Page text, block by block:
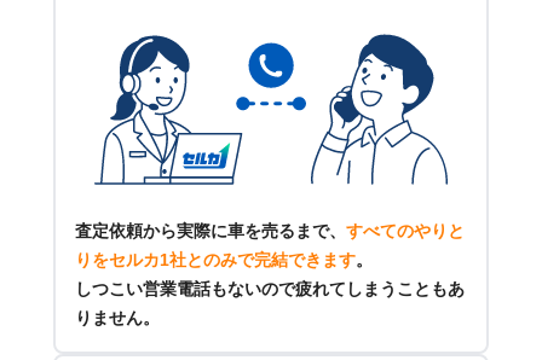
査定依頼から実際に車を売るまで、 すべてのやりと
りをセルカ1社とのみで完結できます。
しつこい営業電話もないので疲れてしまうこともあ
りません。